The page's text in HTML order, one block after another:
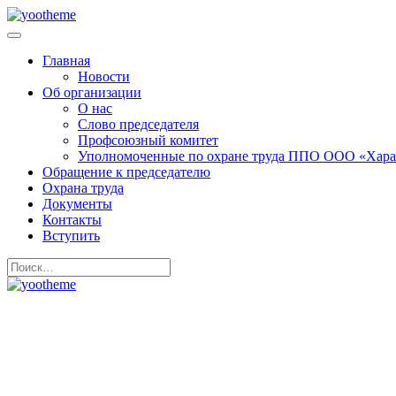
Главная
Новости
Об организации
О нас
Слово председателя
Профсоюзный комитет
Уполномоченные по охране труда ППО ООО
Обращение к председателю
Охрана труда
Документы
Контакты
Вступить